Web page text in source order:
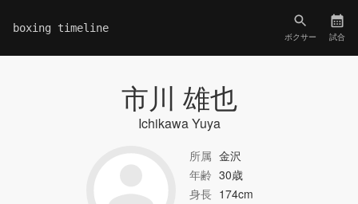
boxing timeline
ボクサー 試合
市川 雄也
Ichikawa Yuya
所属 金沢
年齢 30歳
身長 174cm